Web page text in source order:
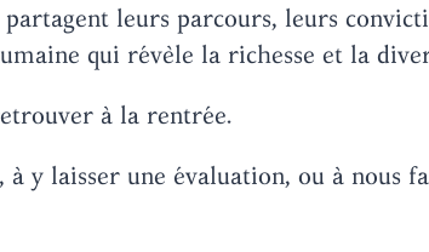
leurs parcours, leurs
qui révèle la richesse et la
à la rentrée.
y laisser une évaluation, ou à nous